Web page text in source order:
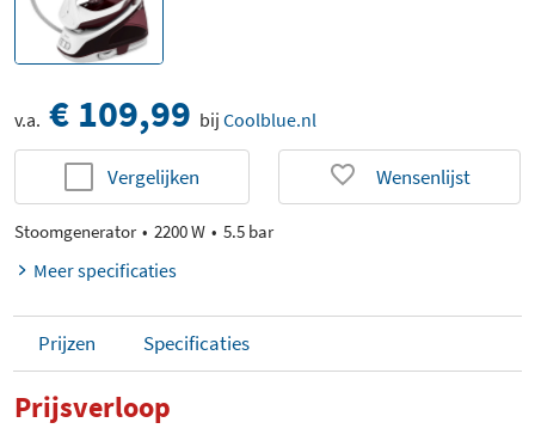
v.a. € 109,99 bij Coolblue.nl
Vergelijken Wensenlijst
Stoomgenerator 2200 W 5.5 bar
Meer specificaties
Prijzen Specificaties
Prijsverloop